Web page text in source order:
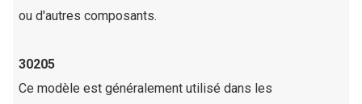
ou d'autres composants.
30205
Ce modèle est généralement utilisé dans les